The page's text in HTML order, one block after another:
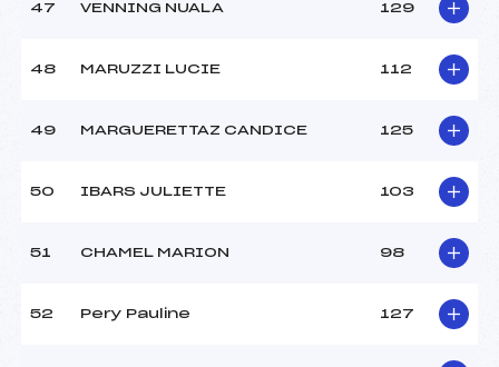
47 VENNING NUALA 129
48 MARUZZI LUCIE 112
49 MARGUERETTAZ CANDICE 125
50 IBARS JULIETTE 103
51 CHAMEL MARION 98
52 Pery Pauline 127